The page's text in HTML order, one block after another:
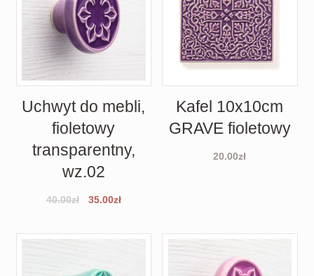
Uchwyt do mebli,
fioletowy
transparentny,
wz.02
40.00zł 35.00zł
Kafel 10x10cm
GRAVE fioletowy
20.00zł